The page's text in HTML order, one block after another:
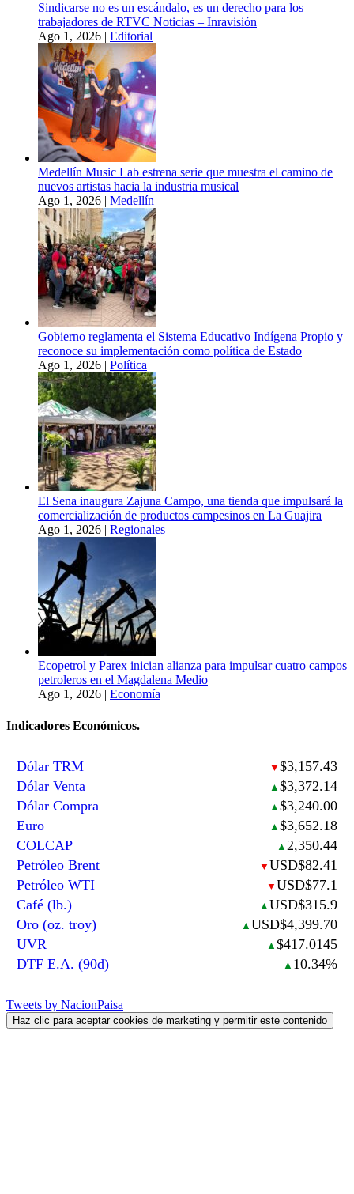
Sindicarse no es un escándalo, es un derecho para los
trabajadores de RTVC Noticias – Inravisión
Ago 1, 2026 | Editorial
Medellín Music Lab estrena serie que muestra el camino de
nuevos artistas hacia la industria musical
Ago 1, 2026 | Medellín
Gobierno reglamenta el Sistema Educativo Indígena Propio y
reconoce su implementación como política de Estado
Ago 1, 2026 | Política
El Sena inaugura Zajuna Campo, una tienda que impulsará la
comercialización de productos campesinos en La Guajira
Ago 1, 2026 | Regionales
Ecopetrol y Parex inician alianza para impulsar cuatro campos
petroleros en el Magdalena Medio
Ago 1, 2026 | Economía
Indicadores Económicos.
Dólar TRM ▼ $3,157.43
Dólar Venta
▲ $3,372.14
Dólar Compra
▲ $3,240.00
Euro
▲ $3,652.18
COLCAP
▲ 2,350.44
Petróleo Brent
▼ USD$82.41
Petróleo WTI
▼ USD$77.1
Café (lb.)
▲ USD$315.9
Oro (oz. troy)
▲ USD$4,399.70
UVR
▲ $417.0145
DTF E.A. (90d)
▲ 10.34%
Tweets by NacionPaisa
Haz clic para aceptar cookies de marketing y permitir este contenido